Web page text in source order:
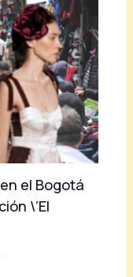
el Bogotá
\’El